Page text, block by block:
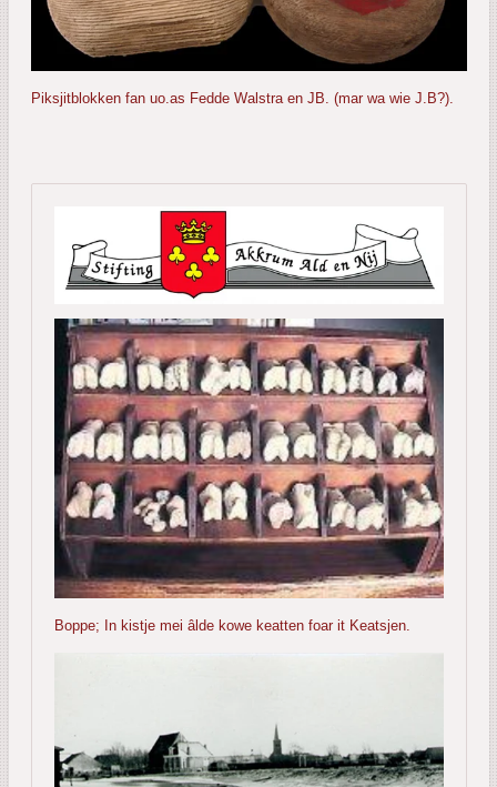
Piksjitblokken fan uo.as Fedde Walstra en JB. (mar wa wie J.B?).
Boppe; In kistje mei âlde kowe keatten foar it Keatsjen.